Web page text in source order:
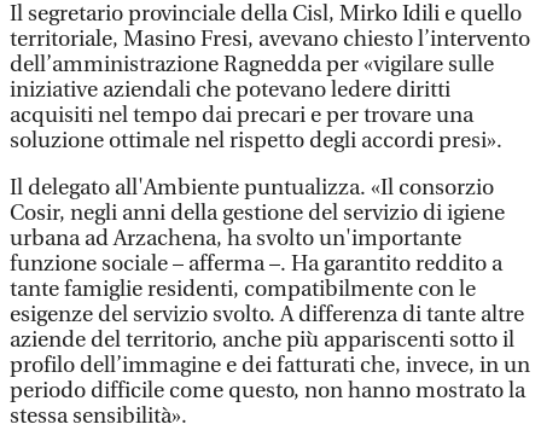
Il segretario provinciale della Cisl, Mirko Idili e quello
territoriale, Masino Fresi, avevano chiesto l’intervento
dell’amministrazione Ragnedda per «vigilare sulle
iniziative aziendali che potevano ledere diritti
acquisiti nel tempo dai precari e per trovare una
soluzione ottimale nel rispetto degli accordi presi».
Il delegato all'Ambiente puntualizza. «Il consorzio
Cosir, negli anni della gestione del servizio di igiene
urbana ad Arzachena, ha svolto un'importante
funzione sociale – afferma –. Ha garantito reddito a
tante famiglie residenti, compatibilmente con le
esigenze del servizio svolto. A differenza di tante altre
aziende del territorio, anche più appariscenti sotto il
profilo dell’immagine e dei fatturati che, invece, in un
periodo difficile come questo, non hanno mostrato la
stessa sensibilità».